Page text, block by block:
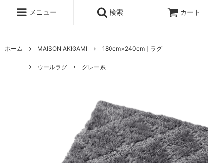
メニュー 検索 カート
ホーム MAISON AKIGAMI 180cm×240cm｜ラグ
ウールラグ グレー系